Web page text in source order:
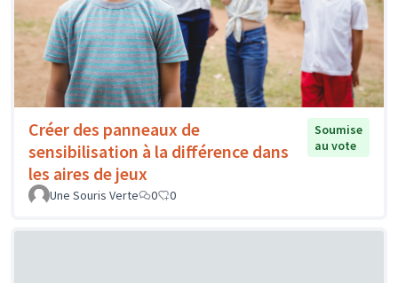
Créer des panneaux de
sensibilisation à la différence dans
les aires de jeux
Soumise
au vote
Une Souris Verte 0 0